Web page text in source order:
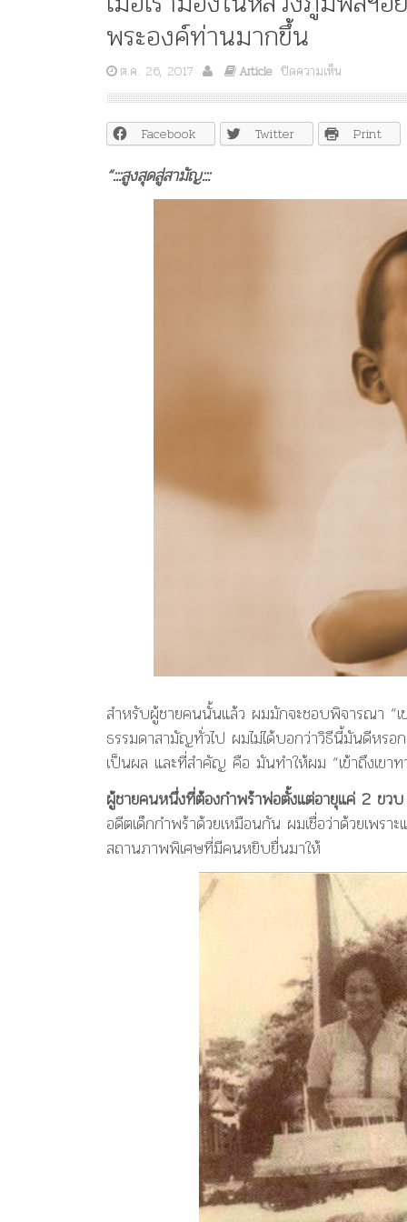
พระองค์ท่านมากขึ้น
ต.ค. 26, 2017 Article ปิดความเห็น
เมื่อ
เรา
มอง
ในหลวง
พลฯ
เห็น
ความ
ใหญ่
ของ
พระองค์
ท่าน
Facebook Twitter Print
“:::สูงสุดสู่สามัญ:::
สำหรับผู้ชายคนนั้นแล้ว ผมมักจะชอบพิจารณา “เข
ธรรมดาสามัญทั่วไป ผมไม่ได้บอกว่าวิธีนี้มันดีหรอ
เป็นผล และที่สำคัญ คือ มันทำให้ผม “เข้าถึงเขา
ผู้ชายคนหนึ่งที่ต้องกำพร้าพ่อตั้งแต่อายุแค่ 2 ขวบ
อดีตเด็กกำพร้าด้วยเหมือนกัน ผมเชื่อว่าด้วยเพรา
สถานภาพพิเศษที่มีคนหยิบยื่นมาให้